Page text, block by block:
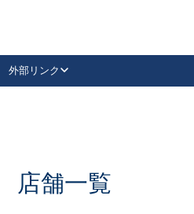
抗ウイルス・抗菌製品
外部リンク
LinkedIn店舗一覧